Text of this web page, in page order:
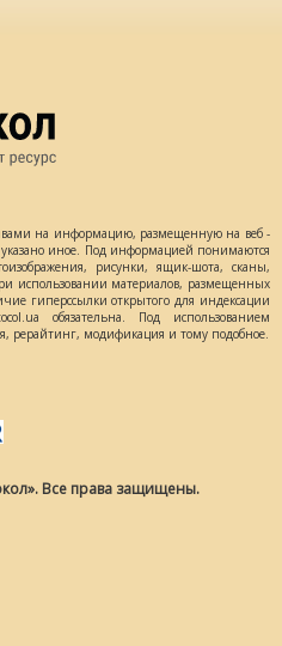
на информацию, размещенную на веб -
указано иное. Под информацией понимаются
рисунки, ящик-шота, сканы,
использовании материалов, размещенных
гиперссылки открытого для индексации
обязательна. Под использованием
рерайтинг, модификация и тому подобное.
Все права защищены.